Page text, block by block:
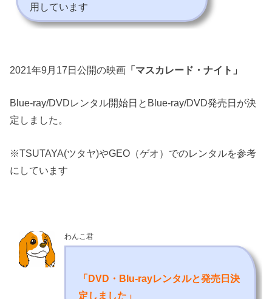
用しています
2021年9月17日公開の映画 「マスカレード・ナイト」
Blue-ray/DVDレンタル開始日とBlue-ray/DVD発売日が決
定しました。
※TSUTAYA(ツタヤ)やGEO（ゲオ）でのレンタルを参考
にしています
わんこ君
「DVD・Blu-rayレンタルと発売日決
定しました 」